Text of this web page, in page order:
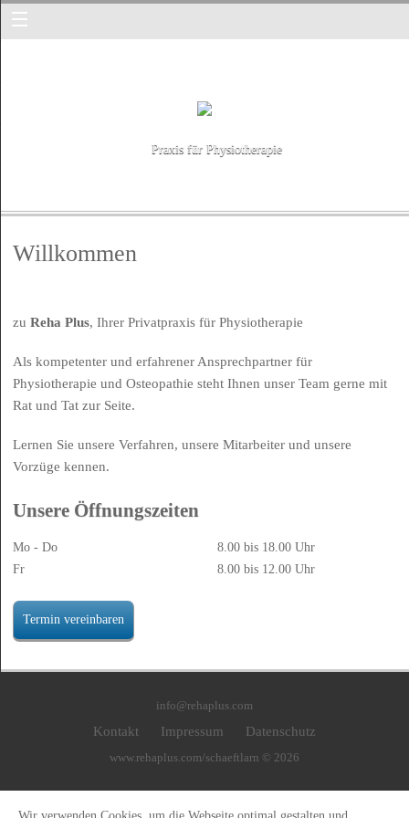
Praxis für Physiotherapie
Willkommen
zu Reha Plus, Ihrer Privatpraxis für Physiotherapie
Als kompetenter und erfahrener Ansprechpartner für
Physiotherapie und Osteopathie steht Ihnen unser Team gerne mit
Rat und Tat zur Seite.
Lernen Sie unsere Verfahren, unsere Mitarbeiter und unsere
Vorzüge kennen.
Unsere Öffnungszeiten
Mo - Do
8.00 bis 18.00 Uhr
Fr
8.00 bis 12.00 Uhr
Termin vereinbaren
info@rehaplus.com
Kontakt Impressum Datenschutz
www.rehaplus.com/schaeftlarn © 2026